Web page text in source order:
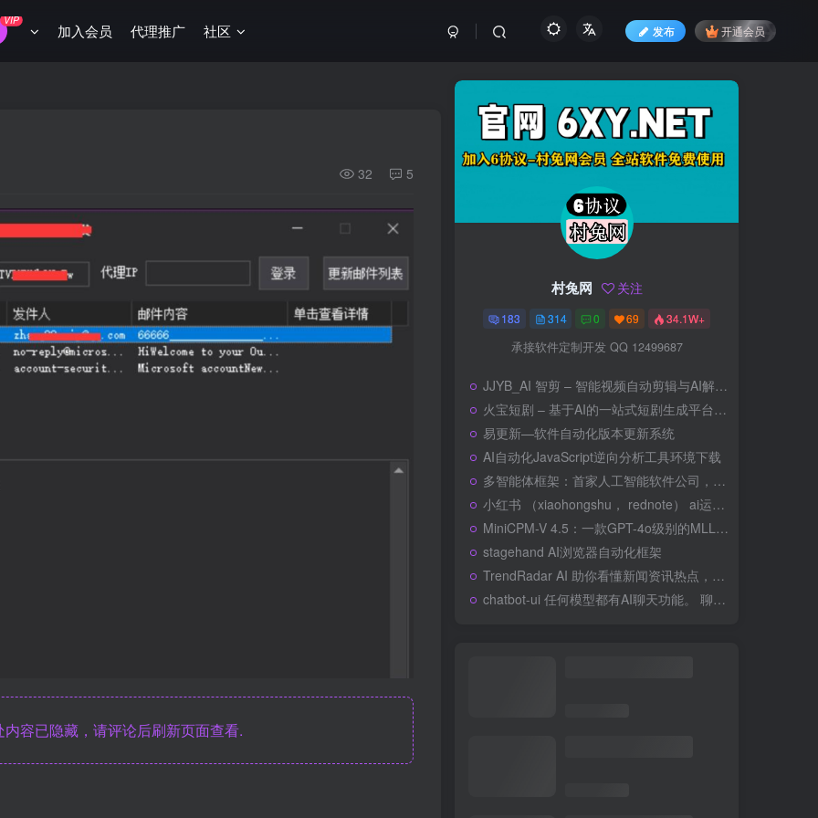
VIP
加入会员 代理推广 社区 发布 开通会员
32 5
容已隐藏，请评论后刷新页面查看.
村兔网 关注
183 314 0 69 34.1W+
承接软件定制开发 QQ 12499687
JJYB_AI 智剪 – 智能视频自动剪辑与AI解说工具（离线TTS、原创解说、混剪、AI配音）
火宝短剧 – 基于AI的一站式短剧生成平台 《一句话生成完整短剧，从剧本到成片全自动化
易更新—软件自动化版本更新系统
AI自动化JavaScript逆向分析工具环境下载
多智能体框架：首家人工智能软件公司，迈向自然语言编程
小红书 （xiaohongshu， rednote） ai运营助手
MiniCPM-V 4.5：一款GPT-4o级别的MLLM，适用于手机上的单图、多图和高帧率视频理解
stagehand AI浏览器自动化框架
TrendRadar AI 助你看懂新闻资讯热点，简单的舆情监控分析 – 多平台热点聚合+基于 MCP 的AI分析工具
chatbot-ui 任何模型都有AI聊天功能。 聊天机器人用户界面